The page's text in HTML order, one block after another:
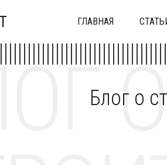
ГЛАВНАЯ
Блог о
О